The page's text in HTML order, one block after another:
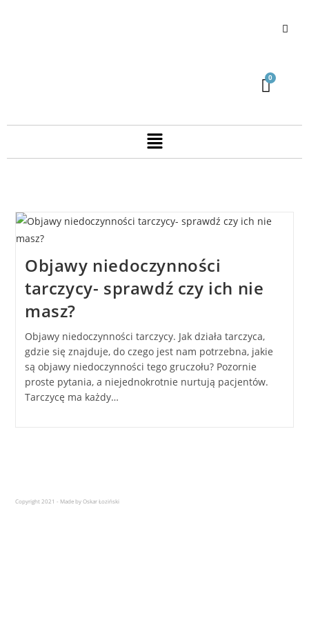
Objawy niedoczynności
tarczycy- sprawdź czy ich nie
masz?
Objawy niedoczynności tarczycy. Jak działa tarczyca,
gdzie się znajduje, do czego jest nam potrzebna, jakie
są objawy niedoczynności tego gruczołu? Pozornie
proste pytania, a niejednokrotnie nurtują pacjentów.
Tarczycę ma każdy…
Copyright 2021 - Made by Oskar Łoziński